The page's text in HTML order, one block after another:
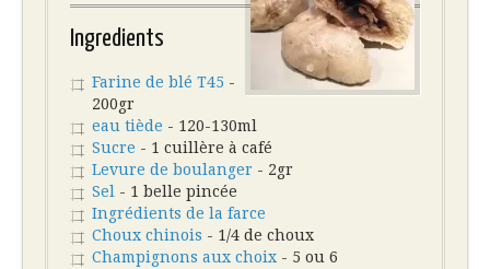
Ingredients
Farine de blé T45 -
200gr
eau tiède - 120-130ml
Sucre - 1 cuillère à café
Levure de boulanger - 2gr
Sel - 1 belle pincée
Ingrédients de la farce
Choux chinois - 1/4 de choux
Champignons aux choix - 5 ou 6